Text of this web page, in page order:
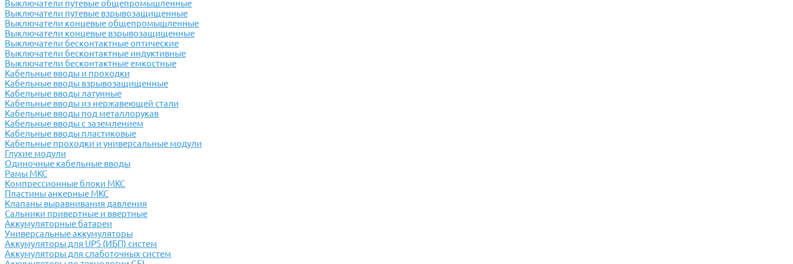
Выключатели путевые общепромышленные
Выключатели путевые взрывозащищенные
Выключатели концевые общепромышленные
Выключатели концевые взрывозащищенные
Выключатели бесконтактные оптические
Выключатели бесконтактные индуктивные
Выключатели бесконтактные емкостные
Кабельные вводы и проходки
Кабельные вводы взрывозащищенные
Кабельные вводы латунные
Кабельные вводы из нержавеющей стали
Кабельные вводы под металлорукав
Кабельные вводы с заземлением
Кабельные вводы пластиковые
Кабельные проходки и универсальные модули
Глухие модули
Одиночные кабельные вводы
Рамы МКС
Компрессионные блоки МКС
Пластины анкерные МКС
Клапаны выравнивания давления
Сальники привертные и ввертные
Аккумуляторные батареи
Универсальные аккумуляторы
Аккумуляторы для UPS (ИБП) систем
Аккумуляторы для слаботочных систем